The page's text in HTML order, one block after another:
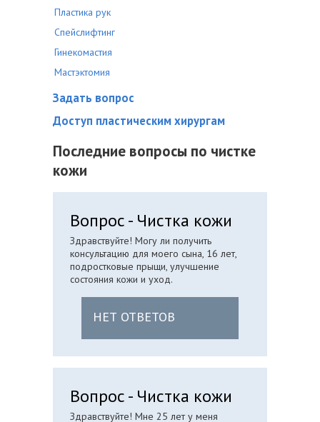
Пластика рук
Спейслифтинг
Гинекомастия
Мастэктомия
Задать вопрос
Доступ пластическим хирургам
Последние вопросы по чистке
кожи
Вопрос - Чистка кожи
Здравствуйте! Могу ли получить
консультацию для моего сына, 16 лет,
подростковые прыщи, улучшение
состояния кожи и уход.
НЕТ ОТВЕТОВ
Вопрос - Чистка кожи
Здравствуйте! Мне 25 лет у меня